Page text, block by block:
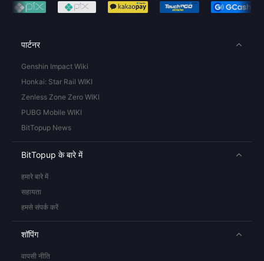
पार्टनर
Genshin Impact Wiki
Honkai: Star Rail WIKI
Zenless Zone Zero WIKI
PUBG Mobile WIKI
BitTopup News
BitTopup के बारे में
हमारे बारे में
सहायता
हमसे संपर्क करें
शॉपिंग
वापसी नीति